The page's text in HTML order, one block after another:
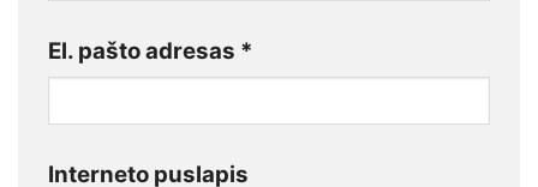
El. pašto adresas *
Interneto puslapis